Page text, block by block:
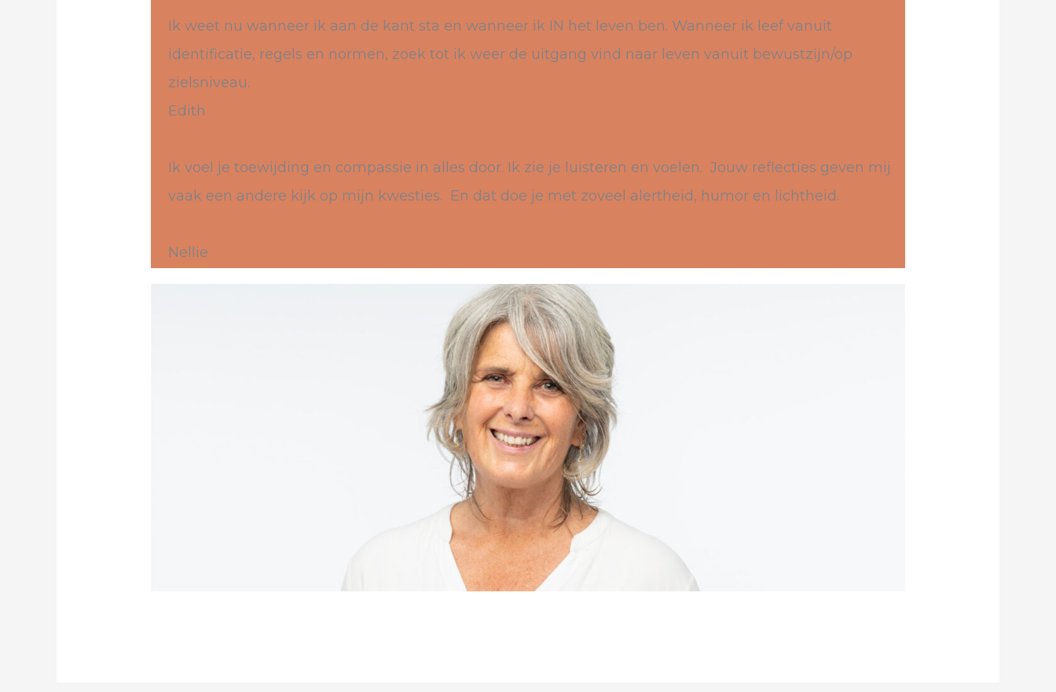
Ik weet nu wanneer ik aan de kant sta en wanneer ik IN het leven ben. Wanneer ik leef vanuit
identificatie, regels en normen, zoek tot ik weer de uitgang vind naar leven vanuit bewustzijn/op
zielsniveau.
Edith
Ik voel je toewijding en compassie in alles door. Ik zie je luisteren en voelen. Jouw reflecties geven mij
vaak een andere kijk op mijn kwesties. En dat doe je met zoveel alertheid, humor en lichtheid.
Nellie